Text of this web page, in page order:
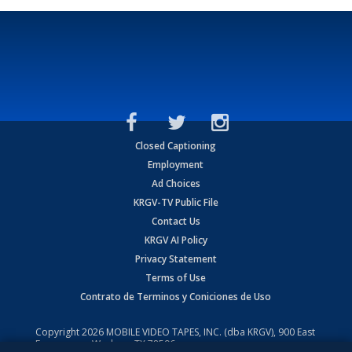
Closed Captioning
Employment
Ad Choices
KRGV-TV Public File
Contact Us
KRGV AI Policy
Privacy Statement
Terms of Use
Contrato de Terminos y Coniciones de Uso
Copyright2026 MOBILE VIDEO TAPES, INC. (dba KRGV), 900 East
Expressway, Weslaco, TX 78596.